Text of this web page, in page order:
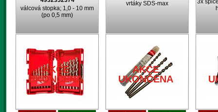
válcová stopka; 1,0 - 10 mm
(po 0,5 mm)
AKCE
UKONČENA
vrtáky SDS-max
AKCE
UKONČENA
3x